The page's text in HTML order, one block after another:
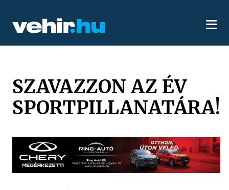
SZAVAZZON AZ ÉV
SPORTPILLANATÁRA!